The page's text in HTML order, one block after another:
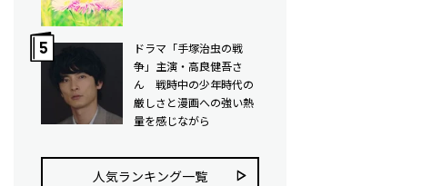
ドラマ「手塚治虫の戦
争」主演・高良健吾さ
ん 戦時中の少年時代の
厳しさと漫画への強い熱
量を感じながら
人気ランキング⼀覧